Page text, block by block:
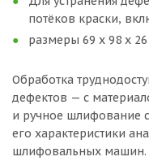
потёков краски,
размеры 69 x 98 x
Обработка
дефектов — с
и ручное шлифование
его характеристики
шлифовальных машин.